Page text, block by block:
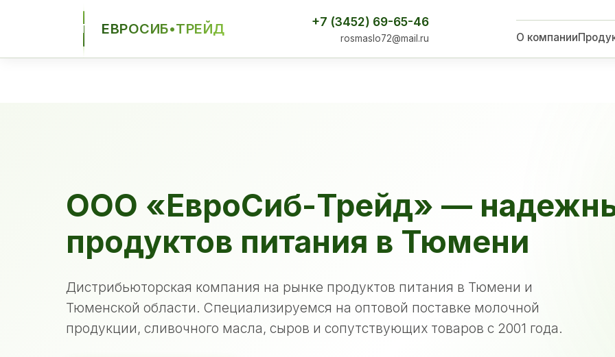
ЕСТ ЕВРОСИБ•ТРЕЙД +7 (3452) 69-65-46
rosmaslo72@mail.ru О компании
ООО «ЕвроСиб-Трейд» —
продуктов питания в Тюмени
Дистрибьюторская компания на рынке продуктов питания в Тюмени и
Тюменской области. Специализируемся на оптовой поставке молочной
продукции, сливочного масла, сыров и сопутствующих товаров с 2001 года.